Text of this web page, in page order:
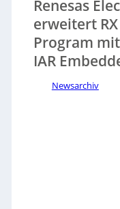
Renesas
erweitert
Program
IAR
Newsarchiv